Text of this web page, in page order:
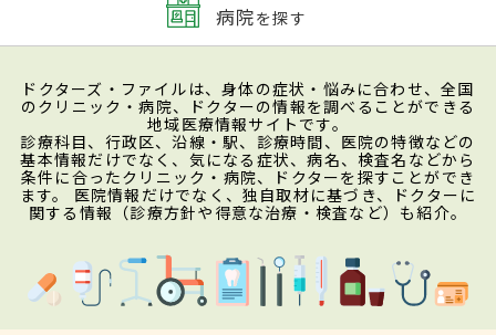
病院を探す
ドクターズ・ファイルは、身体の症状・悩みに合わせ、全国
のクリニック・病院、ドクターの情報を調べることができる
地域医療情報サイトです。
診療科目、行政区、沿線・駅、診療時間、医院の特徴などの
基本情報だけでなく、気になる症状、病名、検査名などから
条件に合ったクリニック・病院、ドクターを探すことができ
ます。 医院情報だけでなく、独自取材に基づき、ドクターに
関する情報（診療方針や得意な治療・検査など）も紹介。